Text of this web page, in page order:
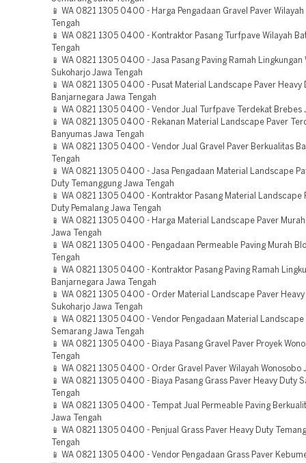
📱 WA 0821 1305 0400 - Harga Pengadaan Gravel Paver Wilayah
Tengah
📱 WA 0821 1305 0400 - Kontraktor Pasang Turfpave Wilayah
Tengah
📱 WA 0821 1305 0400 - Jasa Pasang Paving Ramah Lingkungan
Sukoharjo Jawa Tengah
📱 WA 0821 1305 0400 - Pusat Material Landscape Paver Heavy
Banjarnegara Jawa Tengah
📱 WA 0821 1305 0400 - Vendor Jual Turfpave Terdekat Brebes
📱 WA 0821 1305 0400 - Rekanan Material Landscape Paver
Banyumas Jawa Tengah
📱 WA 0821 1305 0400 - Vendor Jual Gravel Paver Berkualitas
Tengah
📱 WA 0821 1305 0400 - Jasa Pengadaan Material Landscape
Duty Temanggung Jawa Tengah
📱 WA 0821 1305 0400 - Kontraktor Pasang Material Landscape
Duty Pemalang Jawa Tengah
📱 WA 0821 1305 0400 - Harga Material Landscape Paver
Jawa Tengah
📱 WA 0821 1305 0400 - Pengadaan Permeable Paving Murah
Tengah
📱 WA 0821 1305 0400 - Kontraktor Pasang Paving Ramah
Banjarnegara Jawa Tengah
📱 WA 0821 1305 0400 - Order Material Landscape Paver Heavy
Sukoharjo Jawa Tengah
📱 WA 0821 1305 0400 - Vendor Pengadaan Material Landscape
Semarang Jawa Tengah
📱 WA 0821 1305 0400 - Biaya Pasang Gravel Paver Proyek
Tengah
📱 WA 0821 1305 0400 - Order Gravel Paver Wilayah Wonosobo
📱 WA 0821 1305 0400 - Biaya Pasang Grass Paver Heavy Duty
Tengah
📱 WA 0821 1305 0400 - Tempat Jual Permeable Paving
Jawa Tengah
📱 WA 0821 1305 0400 - Penjual Grass Paver Heavy Duty
Tengah
📱 WA 0821 1305 0400 - Vendor Pengadaan Grass Paver